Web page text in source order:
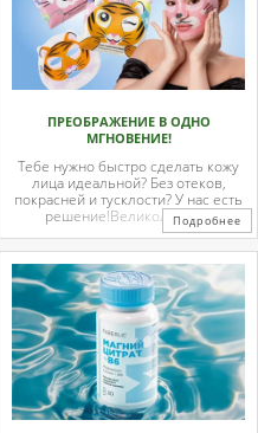
ПРЕОБРАЖЕНИЕ В ОДНО
МГНОВЕНИЕ!
Тебе нужно быстро сделать кожу
лица идеальной? Без отеков,
покрасней и тусклости? У нас есть
решение!Великолепные
тканевые ...
Подробнее